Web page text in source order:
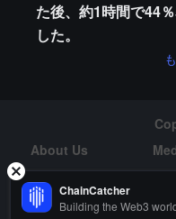
た後、約1時間で44
した。
About Us
Risk Warning
ChainCatcher
Building the Web3